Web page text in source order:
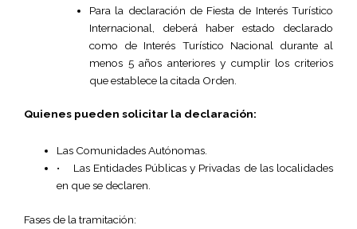
Para la declaración de Fiesta de Interés Turístico
Internacional, deberá haber estado declarado
como de Interés Turístico Nacional durante al
menos 5 años anteriores y cumplir los criterios
que establece la citada Orden.
Quienes pueden solicitar la declaración:
Las Comunidades Autónomas.
• Las Entidades Públicas y Privadas de las localidades
en que se declaren.
Fases de la tramitación: